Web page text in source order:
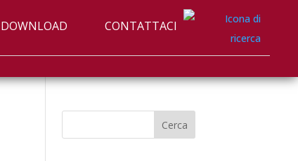
DOWNLOAD CONTATTACI
Cerca